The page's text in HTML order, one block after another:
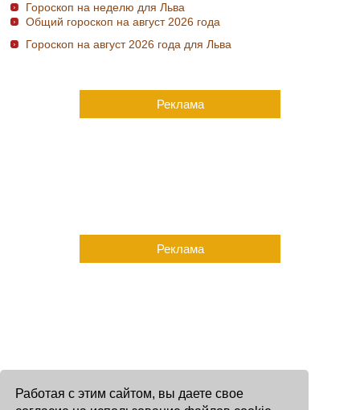
Работая с этим сайтом, вы даете свое
Гороскоп на неделю для Льва
Общий гороскоп на август 2026 года
Гороскоп на август 2026 года для Льва
Реклама
Реклама